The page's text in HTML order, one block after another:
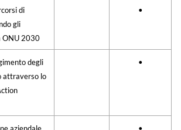
di
gli
ONU 2030
•
degli
attraverso lo
•